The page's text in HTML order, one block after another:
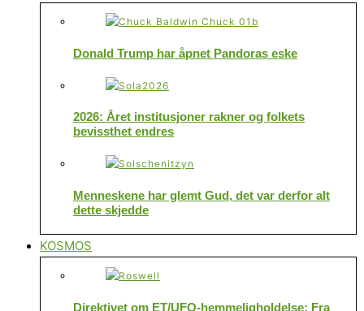
Donald Trump har åpnet Pandoras eske
2026: Året institusjoner rakner og folkets
bevissthet endres
Menneskene har glemt Gud, det var derfor alt
dette skjedde
KOSMOS
Direktivet om ET/UFO-hemmeligholdelse: Fra